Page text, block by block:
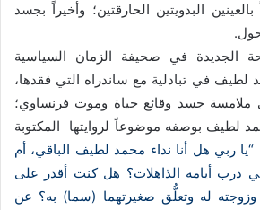
البدويتين الحارقتين؛ وأخيراً بجسد
الجديدة في صحيفة الزمان السياسية
لطيف في تبادلية مع ساندراه التي فقدها،
ملامسة جسد وقائع حياة وموت فرنساوي؛
لطيف بوصفه موضوعاً لروايتها المكتوبة
“يا ربي هل أنا نداء محمد لطيف الباقي، أم
درب أيامه الذاهلات؟ هل كنت أقدر على
وزوجته له وتعلُّق صغيرتهما (سما) به؟ عن